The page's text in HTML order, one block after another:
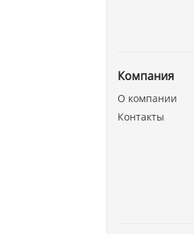
Компания
О компании
Контакты